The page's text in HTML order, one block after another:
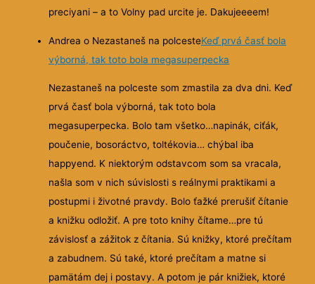
preciyani – a to Volny pad urcite je. Dakujeeeem!
Andrea o Nezastaneš na polcesteKeď prvá časť bola
výborná, tak toto bola megasuperpecka
Nezastaneš na polceste som zmastila za dva dni. Keď
prvá časť bola výborná, tak toto bola
megasuperpecka. Bolo tam všetko…napinák, ciťák,
poučenie, bosoráctvo, toltékovia… chýbal iba
happyend. K niektorým odstavcom som sa vracala,
našla som v nich súvislosti s reálnymi praktikami a
postupmi i životné pravdy. Bolo ťažké prerušiť čítanie
a knižku odložiť. A pre toto knihy čítame…pre tú
závislosť a zážitok z čítania. Sú knižky, ktoré prečítam
a zabudnem. Sú také, ktoré prečítam a matne si
pamätám dej i postavy. A potom je pár knižiek, ktoré